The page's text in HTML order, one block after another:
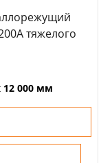
тяжелого
12 000 мм